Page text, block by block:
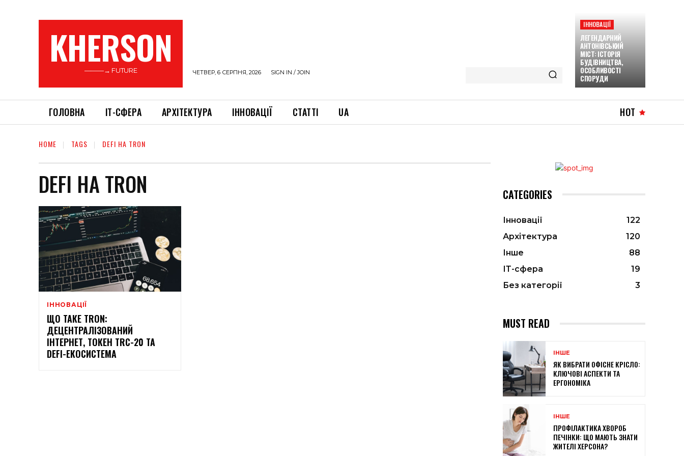
KHERSON
———→ FUTURE ЧЕТВЕР, 6 СЕРПНЯ, 2026 SIGN IN / JOIN
ІННОВАЦІЇ
ЛЕГЕНДАРНИЙ
АНТОНІВСЬКИЙ
МІСТ: ІСТОРІЯ
БУДІВНИЦТВА,
ОСОБЛИВОСТІ
СПОРУДИ
ГОЛОВНА ІТ-СФЕРА АРХІТЕКТУРА ІННОВАЦІЇ СТАТТІ UA HOT
HOME TAGS DEFI НА TRON
DEFI НА TRON
ІННОВАЦІЇ
ЩО ТАКЕ TRON:
ДЕЦЕНТРАЛІЗОВАНИЙ
ІНТЕРНЕТ, ТОКЕН TRC-20 ТА
DEFI-ЕКОСИСТЕМА
CATEGORIES
Інновації
122
Архітектура
120
Інше
88
ІТ-сфера
19
Без категорії
3
MUST READ
ІНШЕ
ЯК ВИБРАТИ ОФІСНЕ КРІСЛО:
КЛЮЧОВІ АСПЕКТИ ТА
ЕРГОНОМІКА
ІНШЕ
ПРОФІЛАКТИКА ХВОРОБ
ПЕЧІНКИ: ЩО МАЮТЬ ЗНАТИ
ЖИТЕЛІ ХЕРСОНА?